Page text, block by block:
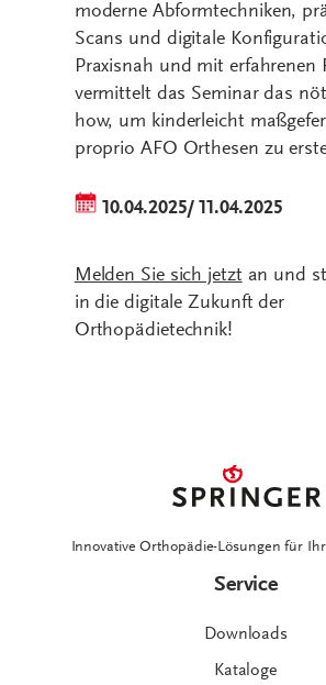
moderne Abformtechniken,
Scans und digitale
Praxisnah und mit erfahrenen
vermittelt das Seminar das
how, um kinderleicht
proprio AFO Orthesen zu
10.04.2025/ 11.04.2025
Melden Sie sich jetztan und
in die digitale Zukunft der
Orthopädietechnik!
Innovative Orthopädie-Lösungen für
Service
Downloads
Kataloge